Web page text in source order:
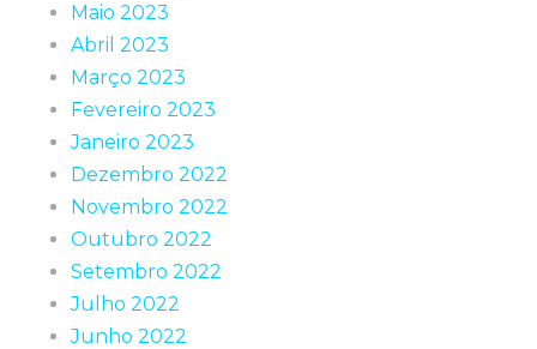
Maio 2023
Abril 2023
Março 2023
Fevereiro 2023
Janeiro 2023
Dezembro 2022
Novembro 2022
Outubro 2022
Setembro 2022
Julho 2022
Junho 2022